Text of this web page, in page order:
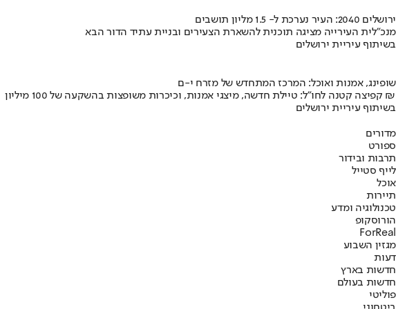
ירושלים 2040: העיר נערכת ל- 1.5 מליון תושבים
מנכ"לית העירייה מציגה תוכנית להשארת הצעירים ובניית עתיד הדור הבא
בשיתוף עיריית ירושלים
שופינג, אמנות ואוכל: המרכז המתחדש של מזרח י-ם
קפיצה קטנה לחו"ל: טיילת חדשה, מיצגי אמנות, וכיכרות משופצות בהשקעה של 100 מיליון ₪
בשיתוף עיריית ירושלים
מדורים
ספורט
תרבות ובידור
לייף סטייל
אוכל
תיירות
טכנולוגיה ומדע
הורוסקופ
ForReal
מגזין השבוע
דעות
חדשות בארץ
חדשות בעולם
פוליטי